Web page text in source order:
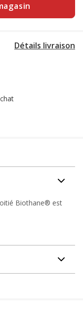
Détails livraison
Biothane® est